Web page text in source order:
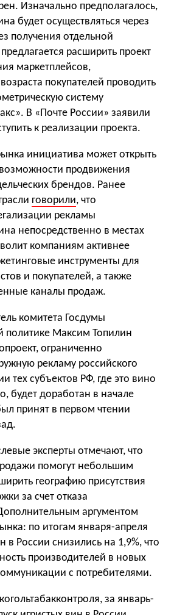
Изначально предполагалось,
будет осуществляться через
получения отдельной
расширить проект
маркетплейсов,
покупателей проводить
систему
В «Почте России» заявили
к реализации проекта.
инициатива может открыть
продвижения
брендов. Ранее
говорили, что
рекламы
непосредственно в местах
компаниям активнее
инструменты для
и покупателей, а также
каналы продаж.
комитета Госдумы
политике Максим Топилин
ограниченно
рекламу российского
тех субъектов РФ, где это вино
будет доработан в начале
принят в первом чтении
эксперты отмечают, что
помогут небольшим
географию присутствия
за счет отказа
аргументом
по итогам января-апреля
в России снизились на 1,9%, что
производителей в новых
с потребителями.
за январь-